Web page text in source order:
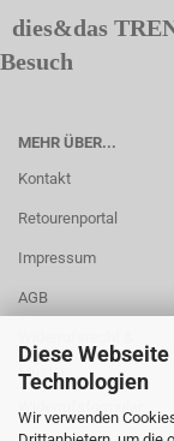
Diese
Technologien
Wir verwenden
dies&das
Besuch
MEHR ÜBER...
Kontakt
Retourenportal
Impressum
AGB
Muster-
Widerrufsformular